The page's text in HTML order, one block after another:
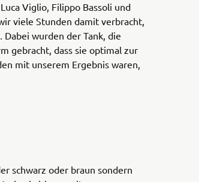
Viglio, Filippo Bassoli und
viele Stunden damit verbracht,
wurden der Tank, die
gebracht, dass sie optimal zur
mit unserem Ergebnis waren,
schwarz oder braun sondern